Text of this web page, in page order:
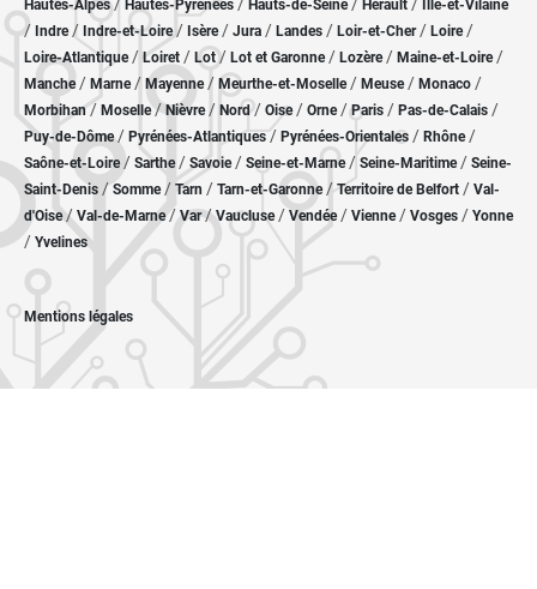
Hautes-Alpes/ Hautes-Pyrénées / Hauts-de-Seine/ Hérault / Ille-et-Vilaine
/ Indre/ Indre-et-Loire/ Isère/ Jura / Landes / Loir-et-Cher/ Loire/
Loire-Atlantique/ Loiret / Lot/ Lot et Garonne/ Lozère / Maine-et-Loire/
Manche/ Marne/ Mayenne/ Meurthe-et-Moselle/ Meuse/ Monaco /
Morbihan/ Moselle/ Nièvre / Nord/ Oise / Orne/Paris / Pas-de-Calais /
Puy-de-Dôme/ Pyrénées-Atlantiques / Pyrénées-Orientales / Rhône/
Saône-et-Loire/ Sarthe/ Savoie/ Seine-et-Marne/ Seine-Maritime/ Seine-
Saint-Denis /Somme/ Tarn / Tarn-et-Garonne/Territoire de Belfort / Val-
d'Oise/ Val-de-Marne/Var/Vaucluse/ Vendée/ Vienne/ Vosges / Yonne
/ Yvelines
Mentions légales